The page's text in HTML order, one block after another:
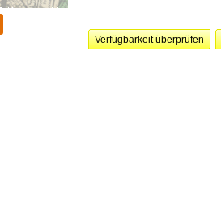
Verfügbarkeit überprüfen